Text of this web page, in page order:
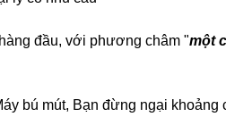
đầu, với phương châm "một
bú mút, Bạn đừng ngại